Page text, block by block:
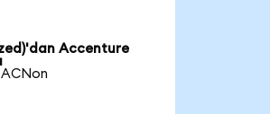
Accenture
ACNon